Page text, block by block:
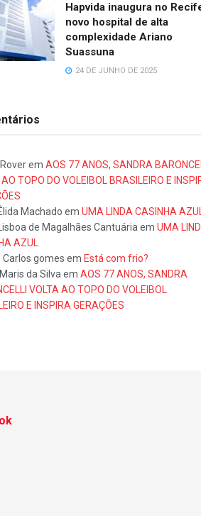
Hapvida inaugura no
novo hospital de alta
complexidade Ariano
Suassuna
24 DE JUNHO DE 2025
em AOS 77 ANOS, SANDRA
TOPO DO VOLEIBOL BRASILEIRO E
Machado em UMA LINDA CASINHA AZUL
de Magalhães Cantuária em UMA
AZUL
Carlos gomes em Está com frio?
da Silva em AOS 77 ANOS, SANDRA
VOLTA AO TOPO DO VOLEIBOL
E INSPIRA GERAÇÕES